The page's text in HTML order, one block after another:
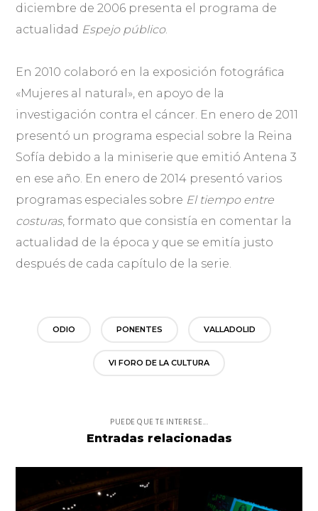
diciembre de 2006 presenta el programa de
actualidad Espejo público.​
En 2010 colaboró en la exposición fotográfica
«Mujeres al natural», en apoyo de la
investigación contra el cáncer.​ En enero de 2011
presentó un programa especial sobre la Reina
Sofía debido a la miniserie que emitió Antena 3
en ese año. En enero de 2014 presentó varios
programas especiales sobre El tiempo entre
costuras, formato que consistía en comentar la
actualidad de la época y que se emitía justo
después de cada capítulo de la serie.
ODIO PONENTES VALLADOLID
VI FORO DE LA CULTURA
PUEDE QUE TE INTERESE...
Entradas relacionadas